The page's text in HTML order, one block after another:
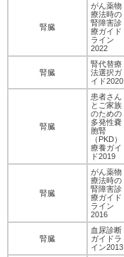
腎臓
がん薬物
療法時の
腎障害診
療ガイド
ライン
2022
腎臓
腎代替療
法選択ガ
イド2020
腎臓
患者さん
とご家族
のための
多発性嚢
胞腎
（PKD）
療養ガイ
ド2019
腎臓
がん薬物
療法時の
腎障害診
療ガイド
ライン
2016
腎臓
血尿診断
ガイドラ
イン2013